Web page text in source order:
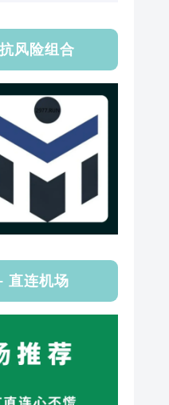
风险组合
直连机场